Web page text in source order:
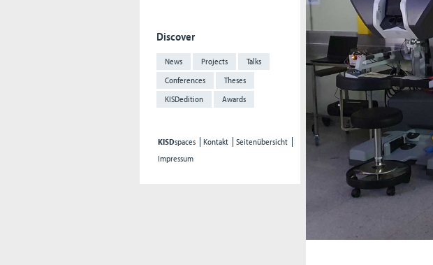
Discover
News Projects
Talks
Conferences
Theses
KISDedition
Awards
KISDspaces Kontakt
Seitenübersicht
Impressum